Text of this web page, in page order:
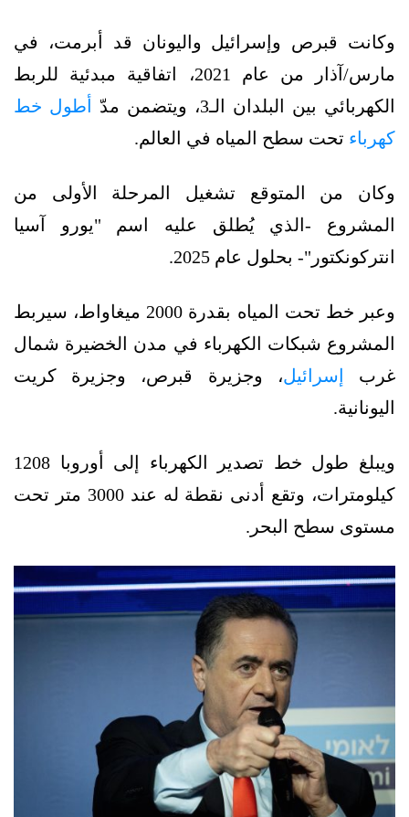
وكانت قبرص وإسرائيل واليونان قد أبرمت، في
مارس/آذار من عام 2021، اتفاقية مبدئية للربط
الكهربائي بين البلدان الـ3، ويتضمن مدّ
أطول خط
كهرباء تحت سطح المياه في العالم.
وكان من المتوقع تشغيل المرحلة الأولى من
المشروع -الذي يُطلق عليه اسم "يورو آسيا
انتركونكتور"- بحلول عام 2025.
وعبر خط تحت المياه بقدرة 2000 ميغاواط، سيربط
المشروع شبكات الكهرباء في مدن الخضيرة شمال
غرب
إسرائيل، وجزيرة قبرص، وجزيرة كريت
اليونانية.
ويبلغ طول خط تصدير الكهرباء إلى أوروبا 1208
كيلومترات، وتقع أدنى نقطة له عند 3000 متر تحت
مستوى سطح البحر.